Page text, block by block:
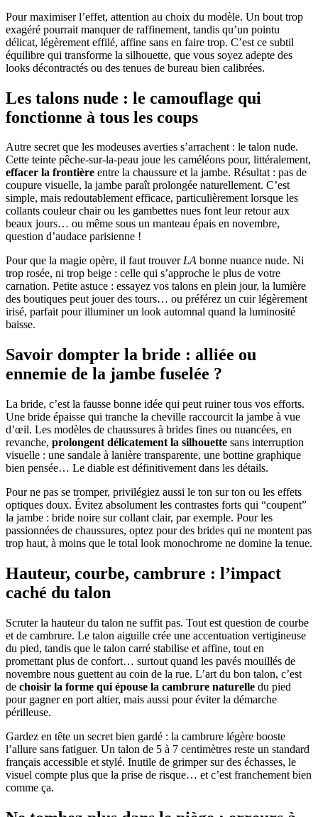
Pour maximiser l’effet, attention au choix du modèle. Un bout trop
exagéré pourrait manquer de raffinement, tandis qu’un pointu
délicat, légèrement effilé, affine sans en faire trop. C’est ce subtil
équilibre qui transforme la silhouette, que vous soyez adepte des
looks décontractés ou des tenues de bureau bien calibrées.
Les talons nude : le camouflage qui
fonctionne à tous les coups
Autre secret que les modeuses averties s’arrachent : le talon nude.
Cette teinte pêche-sur-la-peau joue les caméléons pour, littéralement,
effacer la frontière entre la chaussure et la jambe. Résultat : pas de
coupure visuelle, la jambe paraît prolongée naturellement. C’est
simple, mais redoutablement efficace, particulièrement lorsque les
collants couleur chair ou les gambettes nues font leur retour aux
beaux jours… ou même sous un manteau épais en novembre,
question d’audace parisienne !
Pour que la magie opère, il faut trouverLA bonne nuance nude. Ni
trop rosée, ni trop beige : celle qui s’approche le plus de votre
carnation. Petite astuce : essayez vos talons en plein jour, la lumière
des boutiques peut jouer des tours… ou préférez un cuir légèrement
irisé, parfait pour illuminer un look automnal quand la luminosité
baisse.
Savoir dompter la bride : alliée ou
ennemie de la jambe fuselée ?
La bride, c’est la fausse bonne idée qui peut ruiner tous vos efforts.
Une bride épaisse qui tranche la cheville raccourcit la jambe à vue
d’œil. Les modèles de chaussures à brides fines ou nuancées, en
revanche, prolongent délicatement la silhouette sans interruption
visuelle : une sandale à lanière transparente, une bottine graphique
bien pensée… Le diable est définitivement dans les détails.
Pour ne pas se tromper, privilégiez aussi le ton sur ton ou les effets
optiques doux. Évitez absolument les contrastes forts qui “coupent”
la jambe : bride noire sur collant clair, par exemple. Pour les
passionnées de chaussures, optez pour des brides qui ne montent pas
trop haut, à moins que le total look monochrome ne domine la tenue.
Hauteur, courbe, cambrure : l’impact
caché du talon
Scruter la hauteur du talon ne suffit pas. Tout est question de courbe
et de cambrure. Le talon aiguille crée une accentuation vertigineuse
du pied, tandis que le talon carré stabilise et affine, tout en
promettant plus de confort… surtout quand les pavés mouillés de
novembre nous guettent au coin de la rue. L’art du bon talon, c’est
de choisir la forme qui épouse la cambrure naturelle du pied
pour gagner en port altier, mais aussi pour éviter la démarche
périlleuse.
Gardez en tête un secret bien gardé : la cambrure légère booste
l’allure sans fatiguer. Un talon de 5 à 7 centimètres reste un standard
français accessible et stylé. Inutile de grimper sur des échasses, le
visuel compte plus que la prise de risque… et c’est franchement bien
comme ça.